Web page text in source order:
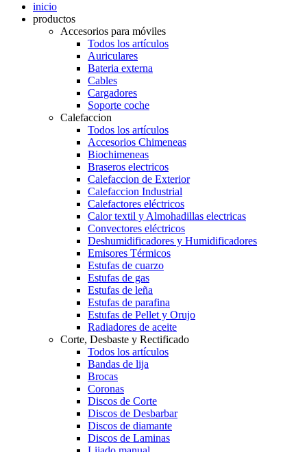
inicio
productos
Accesorios para móviles
Todos los artículos
Auriculares
Bateria externa
Cables
Cargadores
Soporte coche
Calefaccion
Todos los artículos
Accesorios Chimeneas
Biochimeneas
Braseros electricos
Calefaccion de Exterior
Calefaccion Industrial
Calefactores eléctricos
Calor textil y Almohadillas electricas
Convectores eléctricos
Deshumidificadores y Humidificadores
Emisores Térmicos
Estufas de cuarzo
Estufas de gas
Estufas de leña
Estufas de parafina
Estufas de Pellet y Orujo
Radiadores de aceite
Corte, Desbaste y Rectificado
Todos los artículos
Bandas de lija
Brocas
Coronas
Discos de Corte
Discos de Desbarbar
Discos de diamante
Discos de Laminas